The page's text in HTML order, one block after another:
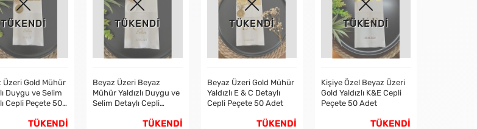
TÜKENDİ
Üzeri Gold Mühür
Duygu ve Selim
Cepli Peçete 50
TÜKENDİ
TÜKENDİ
Beyaz Üzeri Beyaz
Mühür Yaldızlı Duygu ve
Selim Detaylı Cepli
TÜKENDİ
TÜKENDİ
Beyaz Üzeri Gold Mühür
Yaldızlı E & C Detaylı
Cepli Peçete 50 Adet
TÜKENDİ
TÜKENDİ
Kişiye Özel Beyaz Üzeri
Gold Yaldızlı K&E Cepli
Peçete 50 Adet
TÜKENDİ